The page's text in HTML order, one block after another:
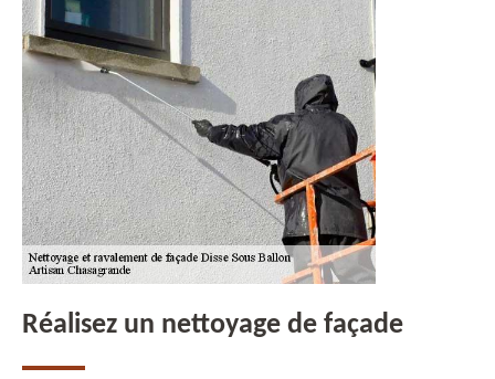
Réalisez un nettoyage de façade